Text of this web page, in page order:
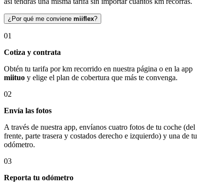
¿Por qué me conviene miiflex?
01
Cotiza y contrata
Obtén tu tarifa por km recorrido en nuestra página o en la app
miituo y elige el plan de cobertura que más te convenga.
02
Envía las fotos
A través de nuestra app, envíanos cuatro fotos de tu coche (del
frente, parte trasera y costados derecho e izquierdo) y una de tu
odómetro.
03
Reporta tu odómetro